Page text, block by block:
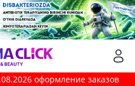
оформление заказов